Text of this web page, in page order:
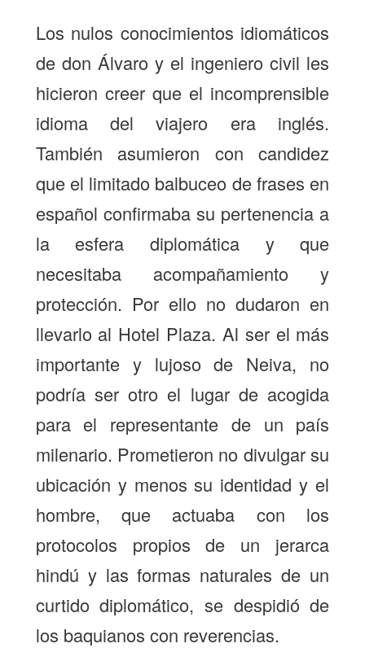
Los nulos conocimientos idiomáticos
de don Álvaro y el ingeniero civil les
hicieron creer que el incomprensible
idioma del viajero era inglés.
También asumieron con candidez
que el limitado balbuceo de frases en
español confirmaba su pertenencia a
la esfera diplomática y que
necesitaba acompañamiento y
protección. Por ello no dudaron en
llevarlo al Hotel Plaza. Al ser el más
importante y lujoso de Neiva, no
podría ser otro el lugar de acogida
para el representante de un país
milenario. Prometieron no divulgar su
ubicación y menos su identidad y el
hombre, que actuaba con los
protocolos propios de un jerarca
hindú y las formas naturales de un
curtido diplomático, se despidió de
los baquianos con reverencias.